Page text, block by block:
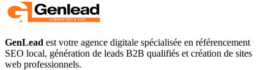
GenLead est votre agence digitale spécialisée en référencement
SEO local, génération de leads B2B qualifiés et création de sites
web professionnels.